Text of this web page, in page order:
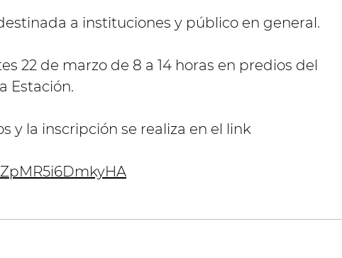
a instituciones y público en general.
22 de marzo de 8 a 14 horas en predios del
Estación.
y la inscripción se realiza en el link